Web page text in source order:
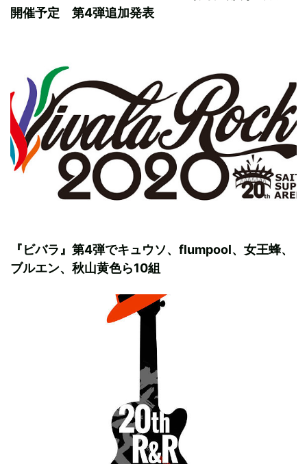
開催予定 第4弾追加発表
『ビバラ』第4弾でキュウソ、flumpool、女王蜂、
ブルエン、秋山黄色ら10組